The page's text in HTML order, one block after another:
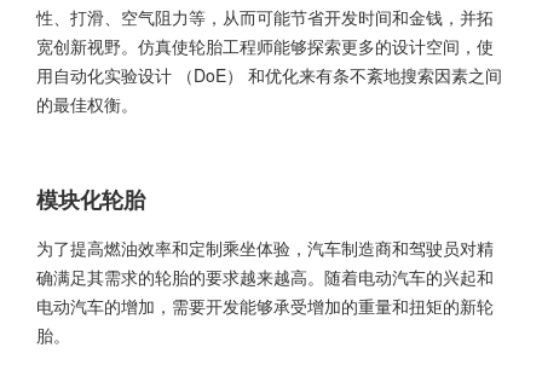
性、打滑、空气阻力等，从而可能节省开发时间和金钱，并拓
宽创新视野。仿真使轮胎工程师能够探索更多的设计空间，使
用自动化实验设计 （DoE） 和优化来有条不紊地搜索因素之间
的最佳权衡。
模块化轮胎
为了提高燃油效率和定制乘坐体验，汽车制造商和驾驶员对精
确满足其需求的轮胎的要求越来越高。随着电动汽车的兴起和
电动汽车的增加，需要开发能够承受增加的重量和扭矩的新轮
胎。